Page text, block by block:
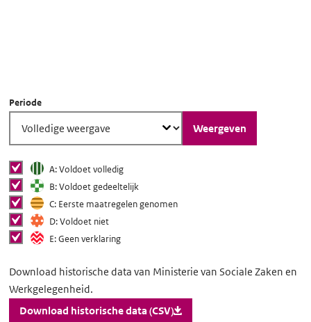
Periode
Weergeven
Status van toegankelijkheid
Status van
toegankelijkheid
tonen in grafiek
A: Voldoet volledigtonen
B: Voldoet gedeeltelijk
C: Eerste maatregelen genomentonen
D: Voldoet niettonen
E: Geen verklaringtonen
Download
historische
data
Download historische data van Ministerie van Sociale Zaken en
Werkgelegenheid.
Download historische data (CSV)